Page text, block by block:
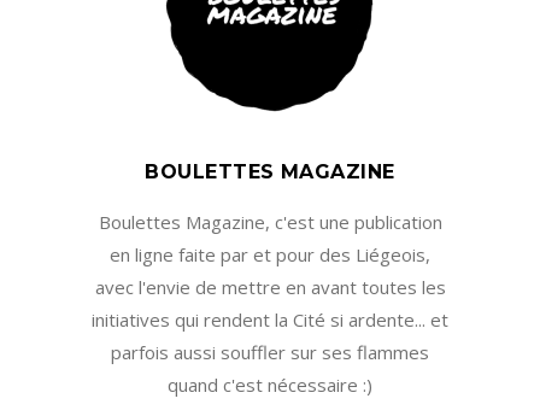
BOULETTES MAGAZINE
Boulettes Magazine, c'est une publication
en ligne faite par et pour des Liégeois,
avec l'envie de mettre en avant toutes les
initiatives qui rendent la Cité si ardente... et
parfois aussi souffler sur ses flammes
quand c'est nécessaire :)